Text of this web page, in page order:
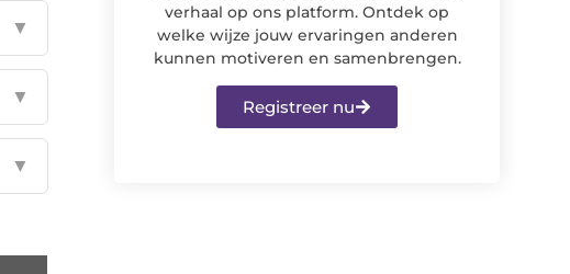
▼
▼
▼
verhaal op ons platform. Ontdek op
welke wijze jouw ervaringen anderen
kunnen motiveren en samenbrengen.
Registreer nu